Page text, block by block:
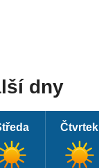
dny
Čtvrtek